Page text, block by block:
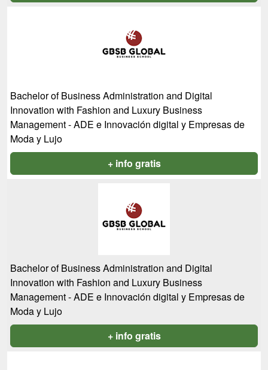
Bachelor of Business Administration and Digital
Innovation with Fashion and Luxury Business
Management - ADE e Innovación digital y Empresas de
Moda y Lujo
+ info gratis
Bachelor of Business Administration and Digital
Innovation with Fashion and Luxury Business
Management - ADE e Innovación digital y Empresas de
Moda y Lujo
+ info gratis